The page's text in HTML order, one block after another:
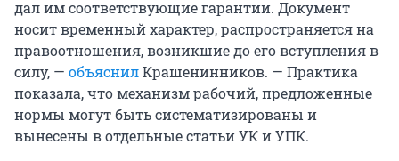
дал им соответствующие гарантии. Документ
носит временный характер, распространяется на
правоотношения, возникшие до его вступления в
силу, — объяснилКрашенинников. — Практика
показала, что механизм рабочий, предложенные
нормы могут быть систематизированы и
вынесены в отдельные статьи УК и УПК.